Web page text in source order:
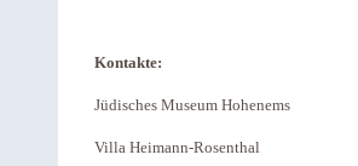
Kontakte:
Jüdisches Museum Hohenems
Villa Heimann-Rosenthal